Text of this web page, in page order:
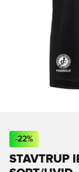
-22%
STAVTRUP